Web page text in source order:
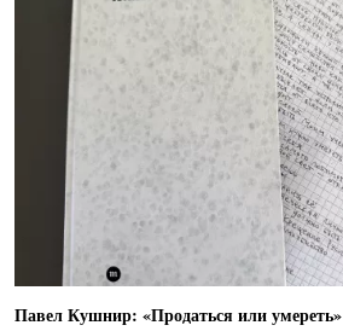
Павел Кушнир: «Продаться или умереть»